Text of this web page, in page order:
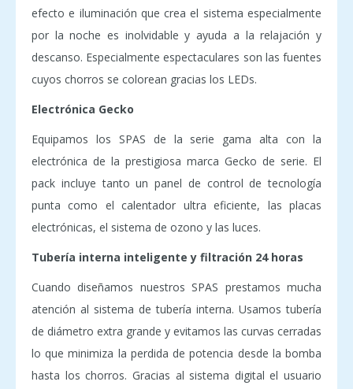
efecto e iluminación que crea el sistema especialmente
por la noche es inolvidable y ayuda a la relajación y
descanso. Especialmente espectaculares son las fuentes
cuyos chorros se colorean gracias los LEDs.
Electrónica Gecko
Equipamos los SPAS de la serie gama alta con la
electrónica de la prestigiosa marca Gecko de serie. El
pack incluye tanto un panel de control de tecnología
punta como el calentador ultra eficiente, las placas
electrónicas, el sistema de ozono y las luces.
Tubería interna inteligente y filtración 24 horas
Cuando diseñamos nuestros SPAS prestamos mucha
atención al sistema de tubería interna. Usamos tubería
de diámetro extra grande y evitamos las curvas cerradas
lo que minimiza la perdida de potencia desde la bomba
hasta los chorros. Gracias al sistema digital el usuario